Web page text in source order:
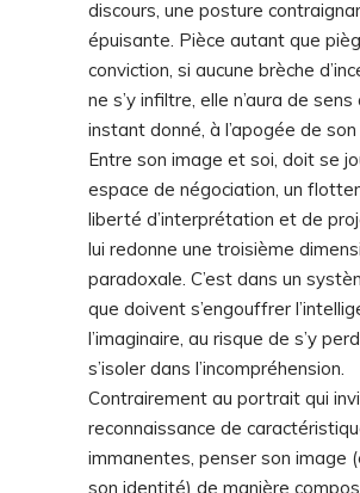
discours, une posture
épuisante. Pièce autant que
conviction, si aucune brèche
ne s’y infiltre, elle n’aura de sens
instant donné, à l’apogée de son
Entre son image et soi, doit se
espace de négociation, un
liberté d’interprétation et de
lui redonne une troisième
paradoxale. C’est dans un
que doivent s’engouffrer
l’imaginaire, au risque de s’y
s’isoler dans l’incompréhension.
Contrairement au portrait qui
reconnaissance de
immanentes, penser son image
son identité) de manière